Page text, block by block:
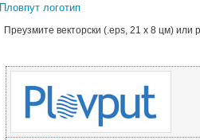
Пловпут логотип
Преузмите векторски (.eps, 21 x 8 цм) или